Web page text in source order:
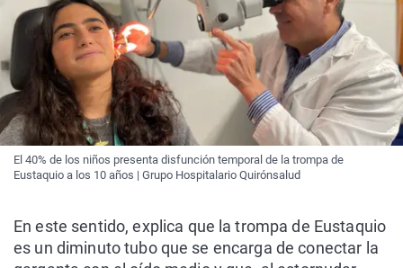
El 40% de los niños presenta disfunción temporal de la trompa de
Eustaquio a los 10 años | Grupo Hospitalario Quirónsalud
En este sentido, explica que la trompa de Eustaquio
es un diminuto tubo que se encarga de conectar la